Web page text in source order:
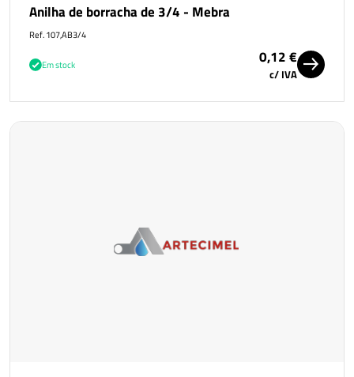
Anilha de borracha de 3/4 - Mebra
Ref. 107,AB3/4
Em stock 0,12 €
c/ IVA